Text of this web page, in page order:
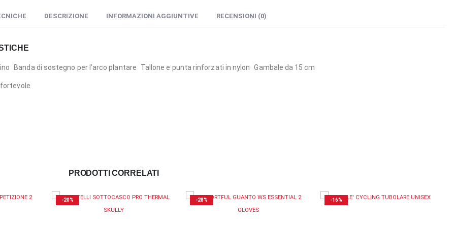
DESCRIZIONE INFORMAZIONI AGGIUNTIVE RECENSIONI (0)
Banda di sostegno per l’arco plantare Tallone e punta rinforzati in nylon Gambale da 15 cm
PRODOTTI CORRELATI
-28% -16% -29%